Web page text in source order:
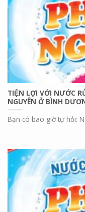
TIỆN LỢI VỚI NƯỚC
NGUYÊN Ở BÌNH
Bạn có bao giờ tự hỏi: